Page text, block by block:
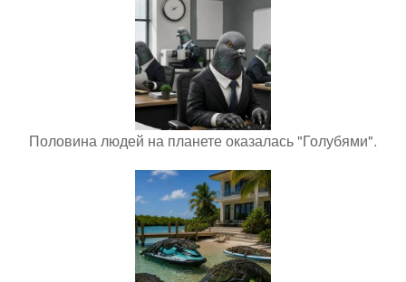
Половина людей на планете оказалась "Голубями".